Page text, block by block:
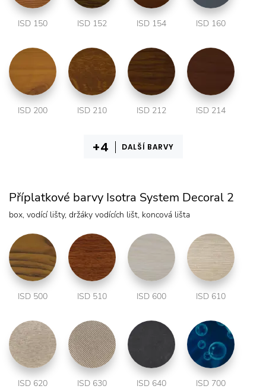
ISD 150 ISD 152 ISD 154 ISD 160
ISD 200 ISD 210 ISD 212 ISD 214
DALŠÍ BARVY
Příplatkové barvy Isotra System Decoral 2
box, vodící lišty, držáky vodících lišt, koncová lišta
ISD 500 ISD 510 ISD 600 ISD 610
ISD 620 ISD 630 ISD 640 ISD 700